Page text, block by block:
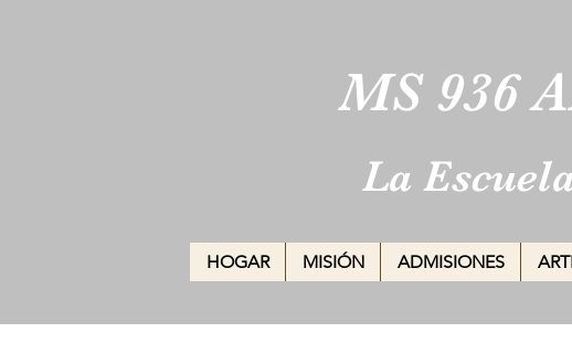
MS 936
La
HOGAR MISIÓN ADMISIONES